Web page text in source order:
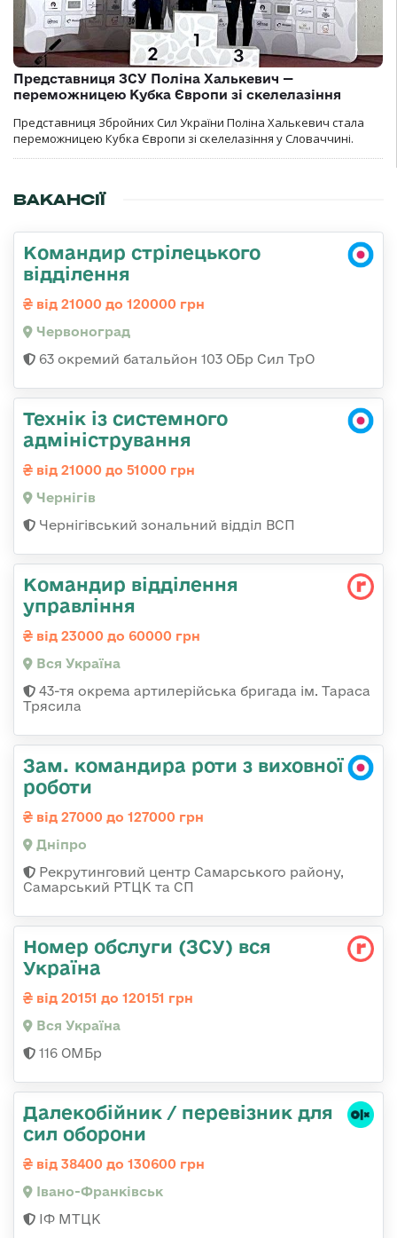
Представниця ЗСУ Поліна Халькевич —
переможницею Кубка Європи зі скелелазіння
Представниця Збройних Сил України Поліна Халькевич стала
переможницею Кубка Європи зі скелелазіння у Словаччині.
ВАКАНСІЇ
Командир стрілецького
відділення
від 21000 до 120000 грн
Червоноград
63 окремий батальйон 103 ОБр Сил ТрО
Технік із системного
адміністрування
від 21000 до 51000 грн
Чернігів
Чернігівський зональний відділ ВСП
Командир відділення
управління
від 23000 до 60000 грн
Вся Україна
43-тя окрема артилерійська бригада ім. Тараса
Трясила
Зам. командира роти з виховної
роботи
від 27000 до 127000 грн
Дніпро
Рекрутинговий центр Самарського району,
Самарський РТЦК та СП
Номер обслуги (ЗСУ) вся
Україна
від 20151 до 120151 грн
Вся Україна
116 ОМБр
Далекобійник / перевізник для
сил оборони
від 38400 до 130600 грн
Івано-Франківськ
ІФ МТЦК